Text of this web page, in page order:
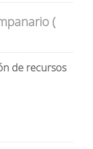
(
de recursos